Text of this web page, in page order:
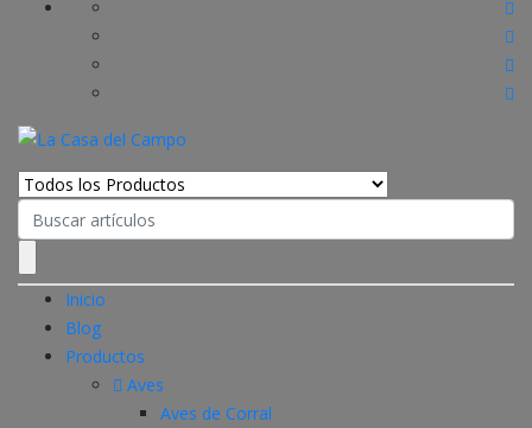
Search
for:
Inicio
Blog
Productos
Aves
Aves de Corral